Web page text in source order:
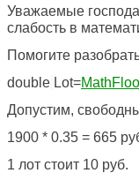
Уважаемые
слабость в
Помогите
double Lot=
Допустим,
1900 * 0.35 = 665
1 лот стоит 10 руб.